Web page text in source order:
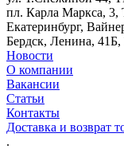
пл. Карла Маркса, 3,
Екатеринбург,
Бердск, Ленина,
Новости
О компании
Вакансии
Статьи
Контакты
Доставка и возврат
.